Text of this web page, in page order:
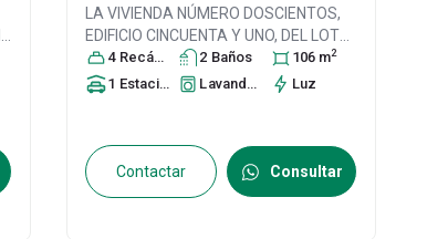
LA VIVIENDA NÚMERO DOSCIENTOS,
EDIFICIO CINCUENTA Y UNO, DEL LOTE
UNO, DE LA MANZANA OCHO, DE LA
CAL, Col. Paseos del Bosque,
4 Recámara s 2 Baños 106 m2
1 Estacionamiento Lavandería Luz
Contactar Consultar